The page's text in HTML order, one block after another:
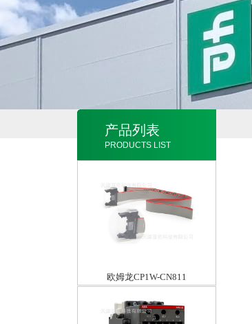
产品列表
PRODUCTS LIST
欧姆龙CP1W-CN811